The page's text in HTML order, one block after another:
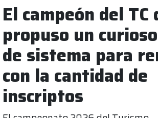
El campeón del TC
propuso un
de sistema para
con la cantidad de
inscriptos